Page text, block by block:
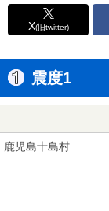
X(旧twitter)
震度1
鹿児島十島村